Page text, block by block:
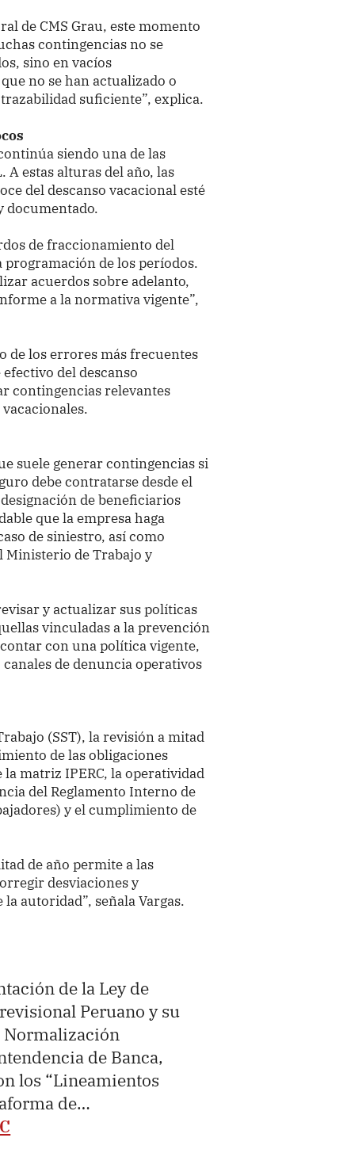
de CMS Grau, este momento
contingencias no se
sino en vacíos
no se han actualizado o
suficiente”, explica.
siendo una de las
A estas alturas del año, las
del descanso vacacional esté
documentado.
de fraccionamiento del
programación de los períodos.
acuerdos sobre adelanto,
a la normativa vigente”,
de los errores más frecuentes
del descanso
contingencias relevantes
suele generar contingencias si
debe contratarse desde el
de beneficiarios
que la empresa haga
de siniestro, así como
de Trabajo y
y actualizar sus políticas
vinculadas a la prevención
con una política vigente,
de denuncia operativos
(SST), la revisión a mitad
de las obligaciones
matriz IPERC, la operatividad
del Reglamento Interno de
y el cumplimiento de
de año permite a las
desviaciones y
autoridad”, señala Vargas.
de la Ley de
Peruano y su
Normalización
de Banca,
los “Lineamientos
de…